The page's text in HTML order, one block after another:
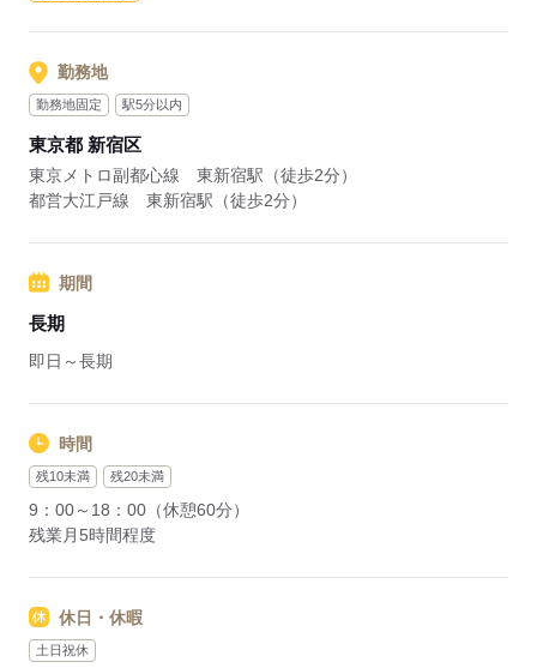
勤務地
勤務地固定 駅5分以内
東京都 新宿区
東京メトロ副都心線 東新宿駅（徒歩2分）
都営大江戸線 東新宿駅（徒歩2分）
期間
長期
即日～長期
時間
残10未満 残20未満
9：00～18：00（休憩60分）
残業月5時間程度
休日・休暇
土日祝休